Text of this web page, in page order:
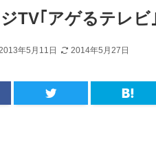
TV｢アゲるテレ
年5月11日 2014年5月27日